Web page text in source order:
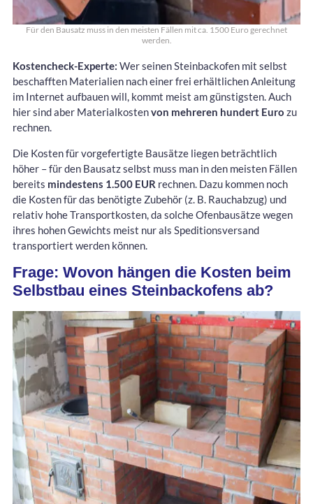
Für den Bausatz muss in den meisten Fällen mit ca. 1500 Euro gerechnet
werden.
Kostencheck-Experte: Wer seinen Steinbackofen mit selbst
beschafften Materialien nach einer frei erhältlichen Anleitung
im Internet aufbauen will, kommt meist am günstigsten. Auch
hier sind aber Materialkostenvon mehreren hundert Euro zu
rechnen.
Die Kosten für vorgefertigte Bausätze liegen beträchtlich
höher – für den Bausatz selbst muss man in den meisten Fällen
bereits mindestens 1.500 EUR rechnen. Dazu kommen noch
die Kosten für das benötigte Zubehör (z. B. Rauchabzug) und
relativ hohe Transportkosten, da solche Ofenbausätze wegen
ihres hohen Gewichts meist nur als Speditionsversand
transportiert werden können.
Frage: Wovon hängen die Kosten beim
Selbstbau eines Steinbackofens ab?